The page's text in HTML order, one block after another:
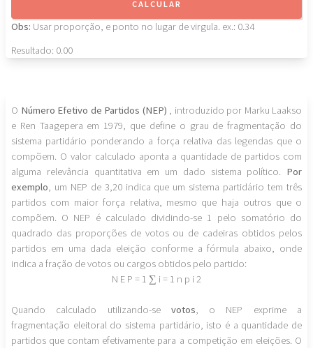
Obs: Usar proporção, e ponto no lugar de virgula. ex.: 0.34
Resultado: 0.00
O Número Efetivo de Partidos (NEP) , introduzido por Marku Laakso
e Ren Taagepera em 1979, que define o grau de fragmentação do
sistema partidário ponderando a força relativa das legendas que o
compõem. O valor calculado aponta a quantidade de partidos com
alguma relevância quantitativa em um dado sistema político. Por
exemplo, um NEP de 3,20 indica que um sistema partidário tem três
partidos com maior força relativa, mesmo que haja outros que o
compõem. O NEP é calculado dividindo-se 1 pelo somatório do
quadrado das proporções de votos ou de cadeiras obtidos pelos
partidos em uma dada eleição conforme a fórmula abaixo, onde
indica a fração de votos ou cargos obtidos pelo partido:
N E P = 1 ∑ i = 1 n p i 2
Quando calculado utilizando-se votos, o NEP exprime a
fragmentação eleitoral do sistema partidário, isto é a quantidade de
partidos que contam efetivamente para a competição em eleições. O